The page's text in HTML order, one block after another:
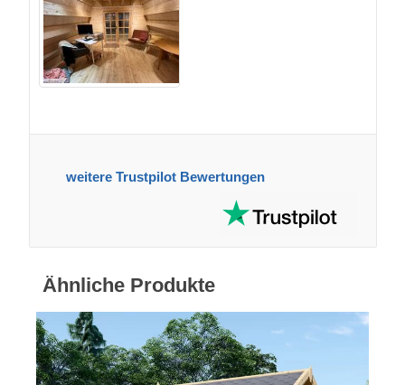
weitere Trustpilot Bewertungen
Ähnliche Produkte